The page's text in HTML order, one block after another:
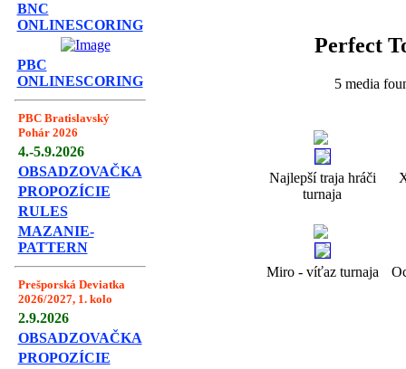
BNC
ONLINESCORING
PBC
ONLINESCORING
PBC Bratislavský
Pohár 2026
4.-5.9.2026
OBSADZOVAČKA
PROPOZÍCIE
RULES
MAZANIE-
PATTERN
Prešporská Deviatka
2026/2027, 1. kolo
2.9.2026
OBSADZOVAČKA
PROPOZÍCIE
Perfect
5 media
Najlepší traja hráči
turnaja
Miro - víťaz turnaja